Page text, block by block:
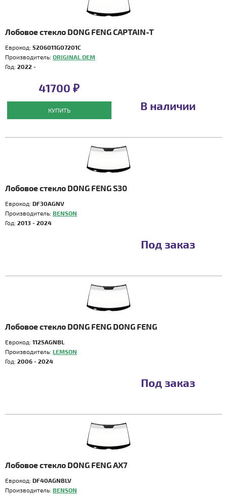
Лобовое стекло DONG FENG CAPTAIN-T
Еврокод: 5206011G07201C
Производитель: ORIGINAL OEM
Год: 2022 -
41700 ₽
КУПИТЬ В наличии
Лобовое стекло DONG FENG S30
Еврокод: DF30AGNV
Производитель: BENSON
Год: 2013 - 2024
Под заказ
Лобовое стекло DONG FENG DONG FENG
Еврокод: 1125AGNBL
Производитель: LEMSON
Год: 2006 - 2024
Под заказ
Лобовое стекло DONG FENG AX7
Еврокод: DF40AGNBLV
Производитель: BENSON